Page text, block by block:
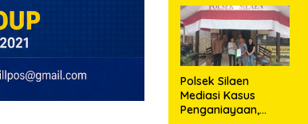
Polsek Silaen
Mediasi Kasus
Penganiayaan,